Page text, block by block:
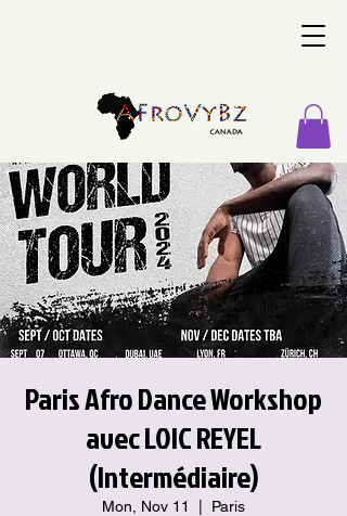
Paris Afro Dance Workshop
avec LOIC REYEL
(Intermédiaire)
Mon, Nov 11 Paris